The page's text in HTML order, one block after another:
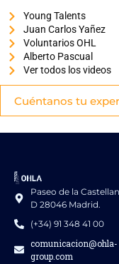
Young Talents
Juan Carlos Yañez
Voluntarios OHL
Alberto Pascual
Ver todos los videos
Cuéntanos tu
Paseo de la
D 28046 Madrid.
(+34) 91 348 41 00
comunicacion@ohla-
group.com